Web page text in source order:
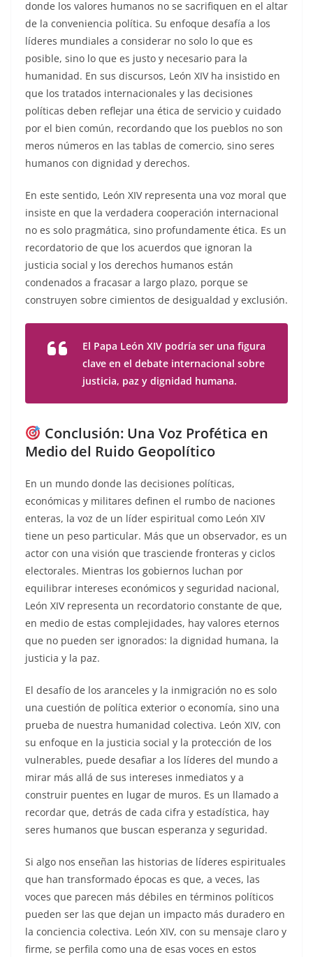
donde los valores humanos no se sacrifiquen en el altar
de la conveniencia política. Su enfoque desafía a los
líderes mundiales a considerar no solo lo que es
posible, sino lo que es justo y necesario para la
humanidad. En sus discursos, León XIV ha insistido en
que los tratados internacionales y las decisiones
políticas deben reflejar una ética de servicio y cuidado
por el bien común, recordando que los pueblos no son
meros números en las tablas de comercio, sino seres
humanos con dignidad y derechos.
En este sentido, León XIV representa una voz moral que
insiste en que la verdadera cooperación internacional
no es solo pragmática, sino profundamente ética. Es un
recordatorio de que los acuerdos que ignoran la
justicia social y los derechos humanos están
condenados a fracasar a largo plazo, porque se
construyen sobre cimientos de desigualdad y exclusión.
El Papa León XIV podría ser una figura
clave en el debate internacional sobre
justicia, paz y dignidad humana.
Conclusión: Una Voz Profética en
Medio del Ruido Geopolítico
En un mundo donde las decisiones políticas,
económicas y militares definen el rumbo de naciones
enteras, la voz de un líder espiritual como León XIV
tiene un peso particular. Más que un observador, es un
actor con una visión que trasciende fronteras y ciclos
electorales. Mientras los gobiernos luchan por
equilibrar intereses económicos y seguridad nacional,
León XIV representa un recordatorio constante de que,
en medio de estas complejidades, hay valores eternos
que no pueden ser ignorados: la dignidad humana, la
justicia y la paz.
El desafío de los aranceles y la inmigración no es solo
una cuestión de política exterior o economía, sino una
prueba de nuestra humanidad colectiva. León XIV, con
su enfoque en la justicia social y la protección de los
vulnerables, puede desafiar a los líderes del mundo a
mirar más allá de sus intereses inmediatos y a
construir puentes en lugar de muros. Es un llamado a
recordar que, detrás de cada cifra y estadística, hay
seres humanos que buscan esperanza y seguridad.
Si algo nos enseñan las historias de líderes espirituales
que han transformado épocas es que, a veces, las
voces que parecen más débiles en términos políticos
pueden ser las que dejan un impacto más duradero en
la conciencia colectiva. León XIV, con su mensaje claro y
firme, se perfila como una de esas voces en estos